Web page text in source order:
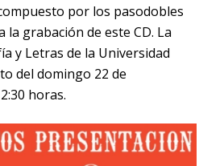
por los pasodobles
la grabación de este CD. La
y Letras de la Universidad
del domingo 22 de
horas.